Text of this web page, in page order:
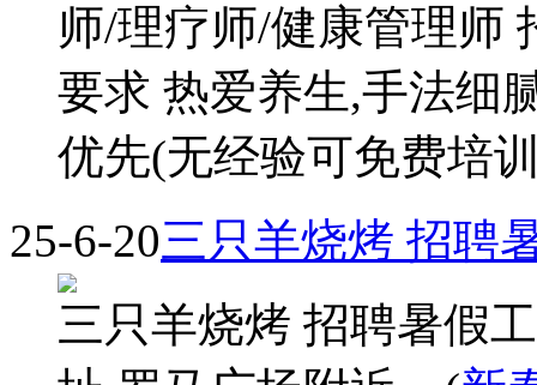
师/理疗师/健康管理师
要求 热爱养生,手法细
优先(无经验可免费培
25-6-20三只羊烧烤 招聘
三只羊烧烤 招聘暑假